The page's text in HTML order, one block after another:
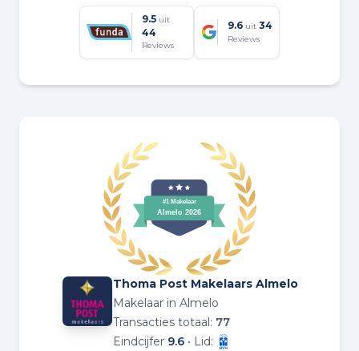
9.5 uit
44
Reviews
9.6 uit 34
Reviews
Thoma Post Makelaars Almelo
Makelaar in Almelo
Transacties totaal: 77
Eindcijfer 9.6 • Lid: